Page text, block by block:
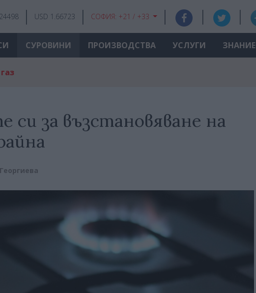
USD 1.66723 СОФИЯ: +21 / +33
СУРОВИНИ ПРОИЗВОДСТВА УСЛУГИ ЗНАНИЕ
си за възстановяване на